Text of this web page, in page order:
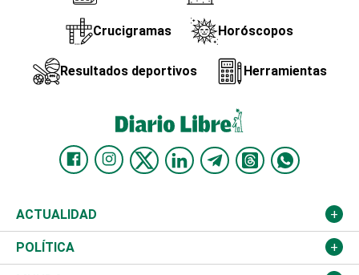
Crucigramas Horóscopos
Resultados deportivos Herramientas
ACTUALIDAD
Nacional
POLÍTICA